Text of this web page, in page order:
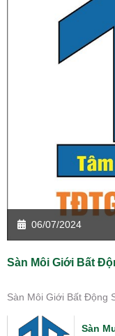
06/07/2024
Sàn Môi Giới Bất
Sàn Môi Giới Bất Động
Sàn